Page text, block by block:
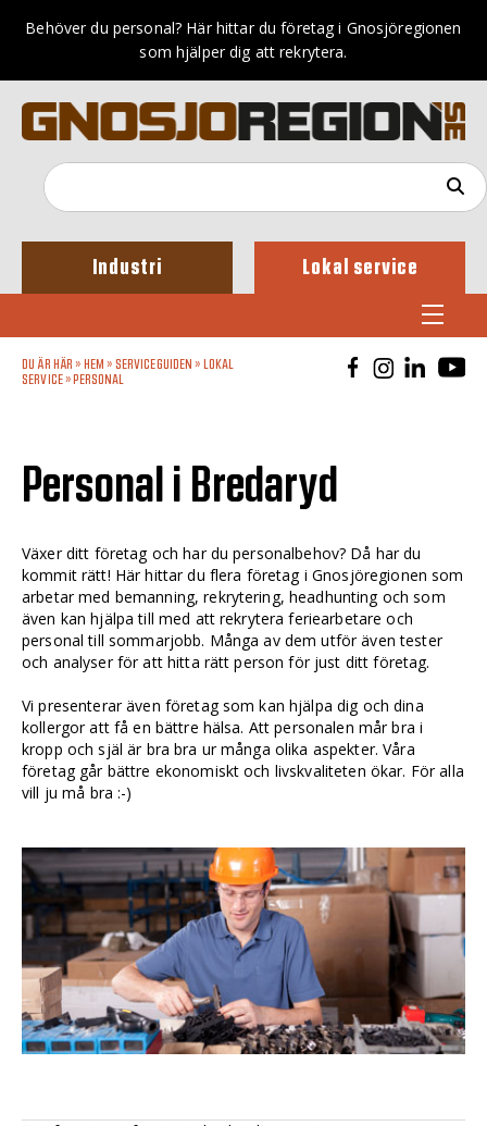
Behöver du personal? Här hittar du företag i Gnosjöregionen
som hjälper dig att rekrytera.
Industri Lokal service
DU ÄR HÄR » HEM » SERVICEGUIDEN »
LOKAL
SERVICE» PERSONAL
Personal i Bredaryd
Växer ditt företag och har du personalbehov? Då har du
kommit rätt! Här hittar du flera företag i Gnosjöregionen som
arbetar med bemanning, rekrytering, headhunting och som
även kan hjälpa till med att rekrytera feriearbetare och
personal till sommarjobb. Många av dem utför även tester
och analyser för att hitta rätt person för just ditt företag.
Vi presenterar även företag som kan hjälpa dig och dina
kollergor att få en bättre hälsa. Att personalen mår bra i
kropp och själ är bra bra ur många olika aspekter. Våra
företag går bättre ekonomiskt och livskvaliteten ökar. För alla
vill ju må bra :-)